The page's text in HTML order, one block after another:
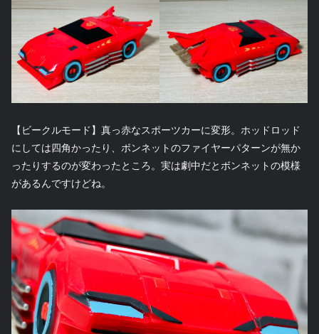
【ビークルモード】真っ赤なスポーツカーに変形。ホッドロッド
にしては四角かったり、ボンネットのファイヤーパターンが無か
ったりするのが変わったところ。実は劇中だとボンネットの模様
があるんですけどね。